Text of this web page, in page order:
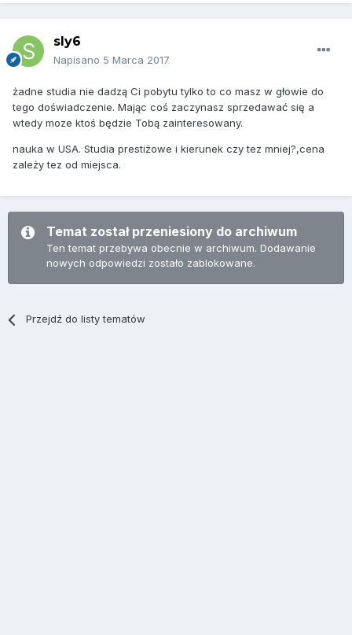
sly6
Napisano 5 Marca 2017
żadne studia nie dadzą Ci pobytu tylko to co masz w głowie do
tego doświadczenie. Mając coś zaczynasz sprzedawać się a
wtedy moze ktoś będzie Tobą zainteresowany.
nauka w USA. Studia prestiżowe i kierunek czy tez mniej?,cena
zależy tez od miejsca.
Temat został przeniesiony do archiwum
Ten temat przebywa obecnie w archiwum. Dodawanie
nowych odpowiedzi zostało zablokowane.
Przejdź do listy tematów